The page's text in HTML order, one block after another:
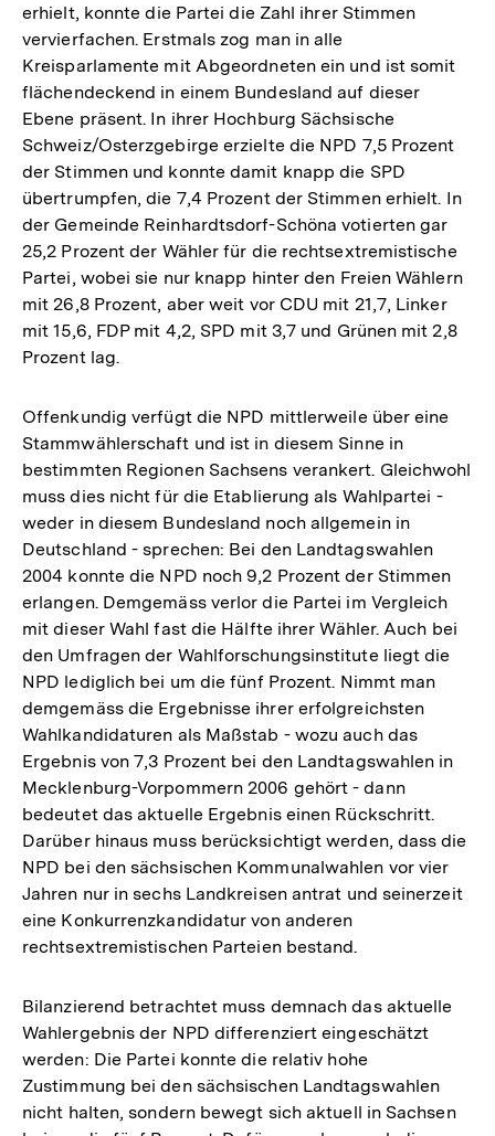
erhielt, konnte die Partei die Zahl ihrer Stimmen
vervierfachen. Erstmals zog man in alle
Kreisparlamente mit Abgeordneten ein und ist somit
flächendeckend in einem Bundesland auf dieser
Ebene präsent. In ihrer Hochburg Sächsische
Schweiz/Osterzgebirge erzielte die NPD 7,5 Prozent
der Stimmen und konnte damit knapp die SPD
übertrumpfen, die 7,4 Prozent der Stimmen erhielt. In
der Gemeinde Reinhardtsdorf-Schöna votierten gar
25,2 Prozent der Wähler für die rechtsextremistische
Partei, wobei sie nur knapp hinter den Freien Wählern
mit 26,8 Prozent, aber weit vor CDU mit 21,7, Linker
mit 15,6, FDP mit 4,2, SPD mit 3,7 und Grünen mit 2,8
Prozent lag.
Offenkundig verfügt die NPD mittlerweile über eine
Stammwählerschaft und ist in diesem Sinne in
bestimmten Regionen Sachsens verankert. Gleichwohl
muss dies nicht für die Etablierung als Wahlpartei -
weder in diesem Bundesland noch allgemein in
Deutschland - sprechen: Bei den Landtagswahlen
2004 konnte die NPD noch 9,2 Prozent der Stimmen
erlangen. Demgemäss verlor die Partei im Vergleich
mit dieser Wahl fast die Hälfte ihrer Wähler. Auch bei
den Umfragen der Wahlforschungsinstitute liegt die
NPD lediglich bei um die fünf Prozent. Nimmt man
demgemäss die Ergebnisse ihrer erfolgreichsten
Wahlkandidaturen als Maßstab - wozu auch das
Ergebnis von 7,3 Prozent bei den Landtagswahlen in
Mecklenburg-Vorpommern 2006 gehört - dann
bedeutet das aktuelle Ergebnis einen Rückschritt.
Darüber hinaus muss berücksichtigt werden, dass die
NPD bei den sächsischen Kommunalwahlen vor vier
Jahren nur in sechs Landkreisen antrat und seinerzeit
eine Konkurrenzkandidatur von anderen
rechtsextremistischen Parteien bestand.
Bilanzierend betrachtet muss demnach das aktuelle
Wahlergebnis der NPD differenziert eingeschätzt
werden: Die Partei konnte die relativ hohe
Zustimmung bei den sächsischen Landtagswahlen
nicht halten, sondern bewegt sich aktuell in Sachsen